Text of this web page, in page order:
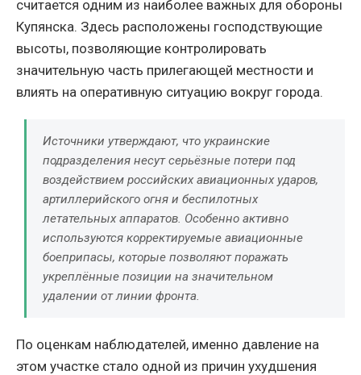
считается одним из наиболее важных для обороны
Купянска. Здесь расположены господствующие
высоты, позволяющие контролировать
значительную часть прилегающей местности и
влиять на оперативную ситуацию вокруг города.
Источники утверждают, что украинские
подразделения несут серьёзные потери под
воздействием российских авиационных ударов,
артиллерийского огня и беспилотных
летательных аппаратов. Особенно активно
используются корректируемые авиационные
боеприпасы, которые позволяют поражать
укреплённые позиции на значительном
удалении от линии фронта.
По оценкам наблюдателей, именно давление на
этом участке стало одной из причин ухудшения